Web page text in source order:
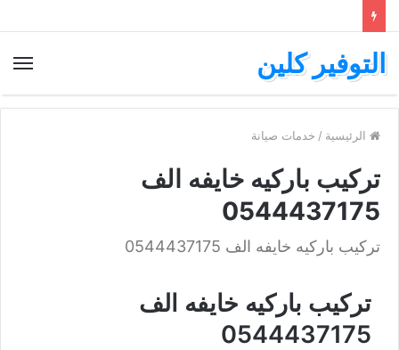
التوفير كلين
الرئيسية / خدمات صيانة
تركيب باركيه خايفه الف
0544437175
تركيب باركيه خايفه الف 0544437175
تركيب باركيه خايفه الف
0544437175